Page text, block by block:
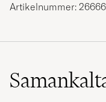
Artikelnummer: